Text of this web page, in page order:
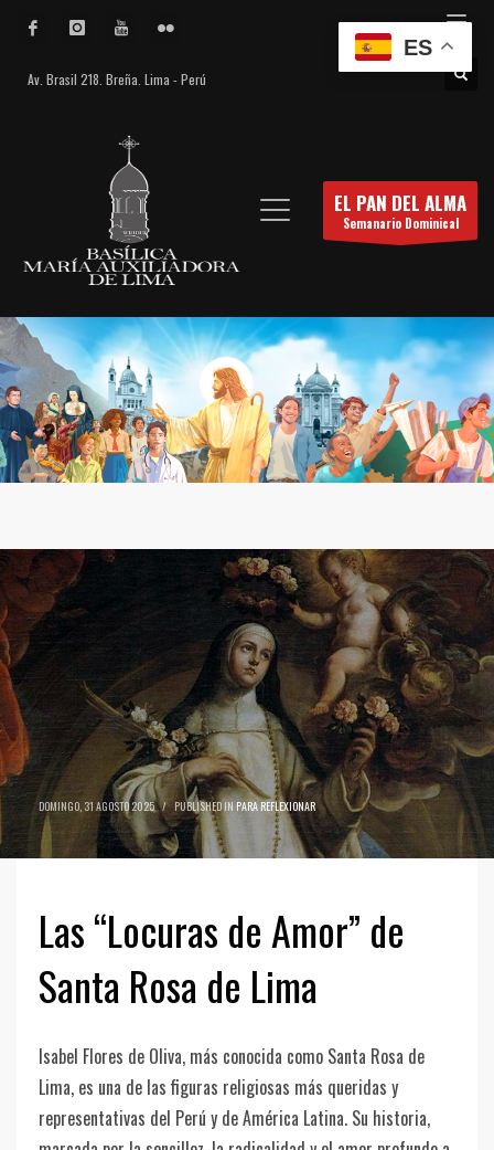
Av. Brasil 218. Breña. Lima - Perú
EL PAN DEL ALMA
Semanario Dominical
DOMINGO, 31 AGOSTO 2025 / PUBLISHED INPARA REFLEXIONAR
Las “Locuras de Amor” de
Santa Rosa de Lima
Isabel Flores de Oliva, más conocida como Santa Rosa de
Lima, es una de las figuras religiosas más queridas y
representativas del Perú y de América Latina. Su historia,
ES